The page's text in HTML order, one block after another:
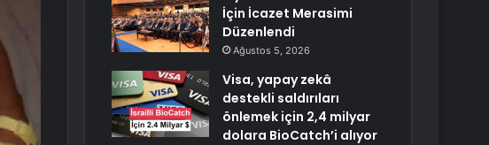
İçin İcazet Merasimi
Düzenlendi
Ağustos 5, 2026
Visa, yapay zekâ
destekli saldırıları
önlemek için 2,4 milyar
dolara BioCatch’i alıyor